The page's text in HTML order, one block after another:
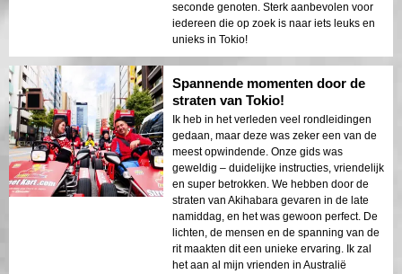
seconde genoten. Sterk aanbevolen voor
iedereen die op zoek is naar iets leuks en
unieks in Tokio!
Spannende momenten door de
straten van Tokio!
Ik heb in het verleden veel rondleidingen
gedaan, maar deze was zeker een van de
meest opwindende. Onze gids was
geweldig – duidelijke instructies, vriendelijk
en super betrokken. We hebben door de
straten van Akihabara gevaren in de late
namiddag, en het was gewoon perfect. De
lichten, de mensen en de spanning van de
rit maakten dit een unieke ervaring. Ik zal
het aan al mijn vrienden in Australië